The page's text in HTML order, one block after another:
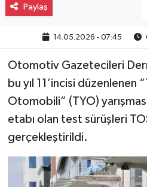
Paylaş
14.05.2026 - 07:45
Otomotiv Gazetecileri
bu yıl 11’incisi düzenlenen
Otomobili” (TYO)
etabı olan test sürüşleri
gerçekleştirildi.